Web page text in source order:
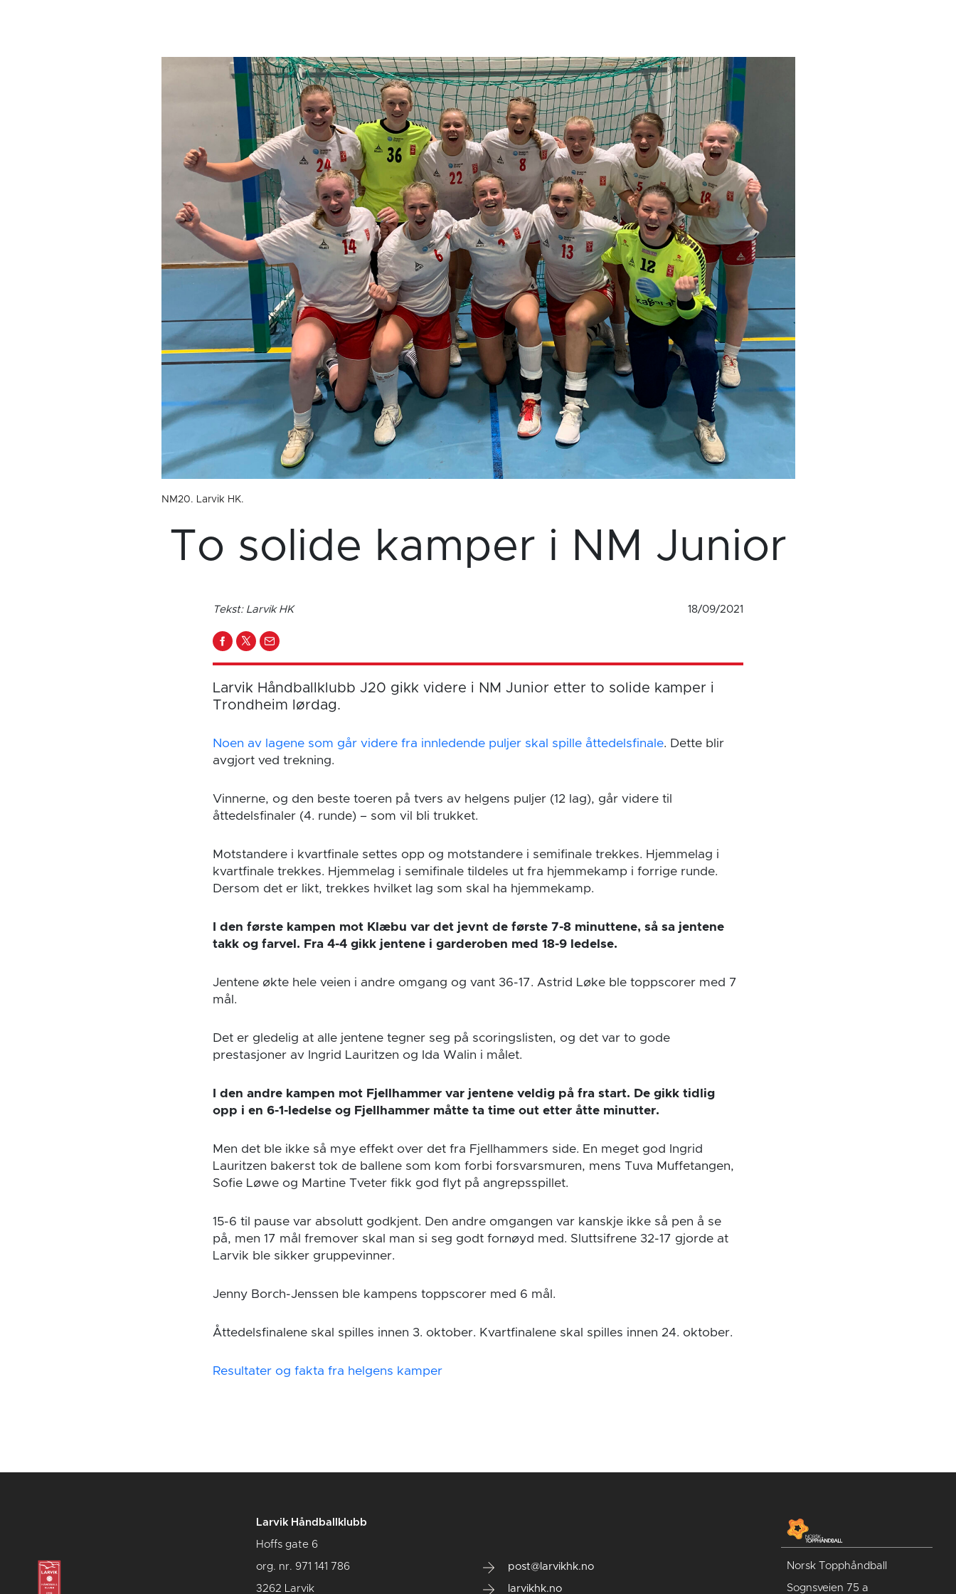
NM20. Larvik HK.
To solide kamper i NM Junior
Tekst: Larvik HK 18/09/2021
Larvik Håndballklubb J20 gikk videre i NM Junior etter to solide kamper i
Trondheim lørdag.
Noen av lagene som går videre fra innledende puljer skal spille åttedelsfinale. Dette blir
avgjort ved trekning.
Vinnerne, og den beste toeren på tvers av helgens puljer (12 lag), går videre til
åttedelsfinaler (4. runde) – som vil bli trukket.
Motstandere i kvartfinale settes opp og motstandere i semifinale trekkes. Hjemmelag i
kvartfinale trekkes. Hjemmelag i semifinale tildeles ut fra hjemmekamp i forrige runde.
Dersom det er likt, trekkes hvilket lag som skal ha hjemmekamp.
I den første kampen mot Klæbu var det jevnt de første 7-8 minuttene, så sa jentene
takk og farvel. Fra 4-4 gikk jentene i garderoben med 18-9 ledelse.
Jentene økte hele veien i andre omgang og vant 36-17. Astrid Løke ble toppscorer med 7
mål.
Det er gledelig at alle jentene tegner seg på scoringslisten, og det var to gode
prestasjoner av Ingrid Lauritzen og Ida Walin i målet.
I den andre kampen mot Fjellhammer var jentene veldig på fra start. De gikk tidlig
opp i en 6-1-ledelse og Fjellhammer måtte ta time out etter åtte minutter.
Men det ble ikke så mye effekt over det fra Fjellhammers side. En meget god Ingrid
Lauritzen bakerst tok de ballene som kom forbi forsvarsmuren, mens Tuva Muffetangen,
Sofie Løwe og Martine Tveter fikk god flyt på angrepsspillet.
15-6 til pause var absolutt godkjent. Den andre omgangen var kanskje ikke så pen å se
på, men 17 mål fremover skal man si seg godt fornøyd med. Sluttsifrene 32-17 gjorde at
Larvik ble sikker gruppevinner.
Jenny Borch-Jenssen ble kampens toppscorer med 6 mål.
Åttedelsfinalene skal spilles innen 3. oktober. Kvartfinalene skal spilles innen 24. oktober.
Resultater og fakta fra helgens kamper
Larvik Håndballklubb
Hoffs gate 6
org. nr. 971 141 786
3262 Larvik
post@larvikhk.no
larvikhk.no
Norsk Topphåndball
Sognsveien 75 a